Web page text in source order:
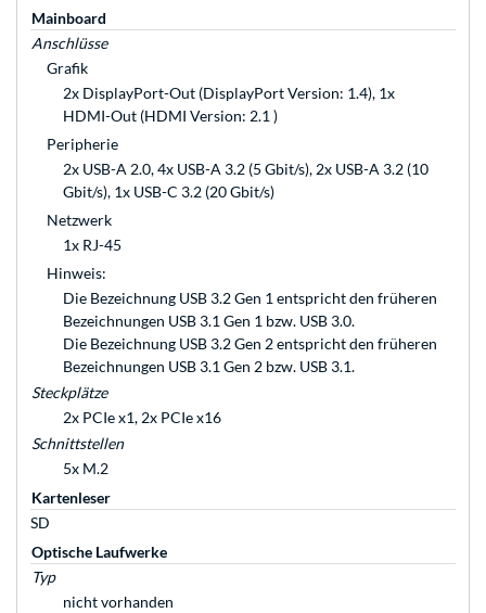
Mainboard
Anschlüsse
Grafik
2x DisplayPort-Out (DisplayPort Version: 1.4), 1x
HDMI-Out (HDMI Version: 2.1 )
Peripherie
2x USB-A 2.0, 4x USB-A 3.2 (5 Gbit/s), 2x USB-A 3.2 (10
Gbit/s), 1x USB-C 3.2 (20 Gbit/s)
Netzwerk
1x RJ-45
Hinweis:
Die Bezeichnung USB 3.2 Gen 1 entspricht den früheren
Bezeichnungen USB 3.1 Gen 1 bzw. USB 3.0.
Die Bezeichnung USB 3.2 Gen 2 entspricht den früheren
Bezeichnungen USB 3.1 Gen 2 bzw. USB 3.1.
Steckplätze
2x PCIe x1, 2x PCIe x16
Schnittstellen
5x M.2
Kartenleser
SD
Optische Laufwerke
Typ
nicht vorhanden